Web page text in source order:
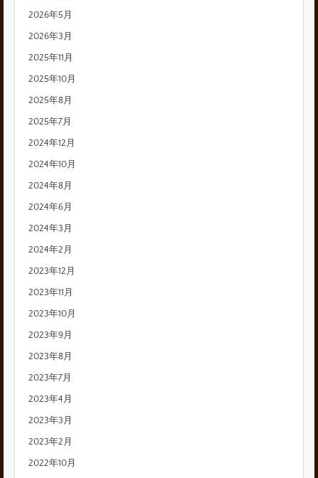
2026年5月
2026年3月
2025年11月
2025年10月
2025年8月
2025年7月
2024年12月
2024年10月
2024年8月
2024年6月
2024年3月
2024年2月
2023年12月
2023年11月
2023年10月
2023年9月
2023年8月
2023年7月
2023年4月
2023年3月
2023年2月
2022年10月